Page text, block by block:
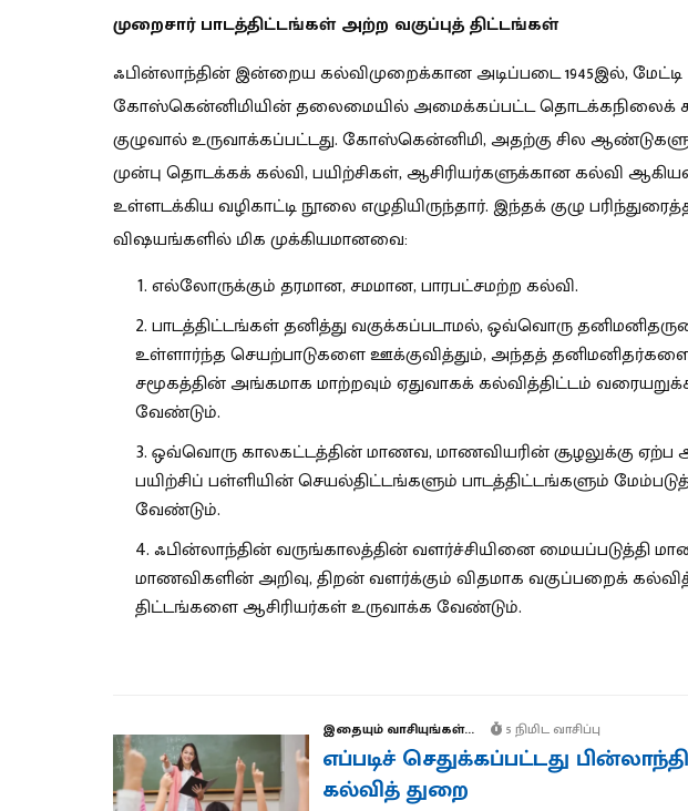
முறைசார் பாடத்திட்டங்கள் அற்ற வகுப்புத் திட்டங்கள்
ஃபின்லாந்தின் இன்றைய கல்விமுறைக்கான அடிப்படை 1945இல், மேட்டி
கோஸ்கென்னிமியின் தலைமையில் அமைக்கப்பட்ட தொடக்கநிலைக்
குழுவால் உருவாக்கப்பட்டது. கோஸ்கென்னிமி, அதற்கு சில
முன்பு தொடக்கக் கல்வி, பயிற்சிகள், ஆசிரியர்களுக்கான கல்வி
உள்ளடக்கிய வழிகாட்டி நூலை எழுதியிருந்தார்.இந்தக் குழு
விஷயங்களில் மிக முக்கியமானவை:
எல்லோருக்கும் தரமான, சமமான, பாரபட்சமற்ற கல்வி.
பாடத்திட்டங்கள் தனித்து வகுக்கப்படாமல், ஒவ்வொரு
உள்ளார்ந்த செயற்பாடுகளை ஊக்குவித்தும், அந்தத்
சமூகத்தின் அங்கமாக மாற்றவும் ஏதுவாகக் கல்வித்திட்டம்
வேண்டும்.
ஒவ்வொரு காலகட்டத்தின் மாணவ, மாணவியரின் சூழலுக்கு ஏற்ப
பயிற்சிப் பள்ளியின் செயல்திட்டங்களும் பாடத்திட்டங்களும்
வேண்டும்.
ஃபின்லாந்தின் வருங்காலத்தின் வளர்ச்சியினை மையப்படுத்தி
மாணவிகளின் அறிவு, திறன் வளர்க்கும் விதமாக வகுப்பறைக்
திட்டங்களை ஆசிரியர்கள் உருவாக்க வேண்டும்.
இதையும் வாசியுங்கள்... 5 நிமிட வாசிப்பு
எப்படிச் செதுக்கப்பட்டது
கல்வித் துறை